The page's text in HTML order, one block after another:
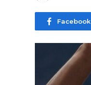
Facebook